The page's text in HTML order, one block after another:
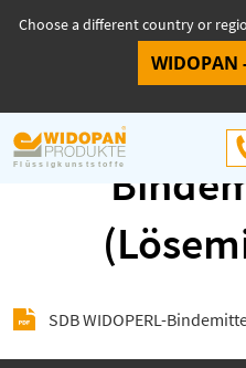
Choose a different country or
SDB
SDB WIDOPERL-